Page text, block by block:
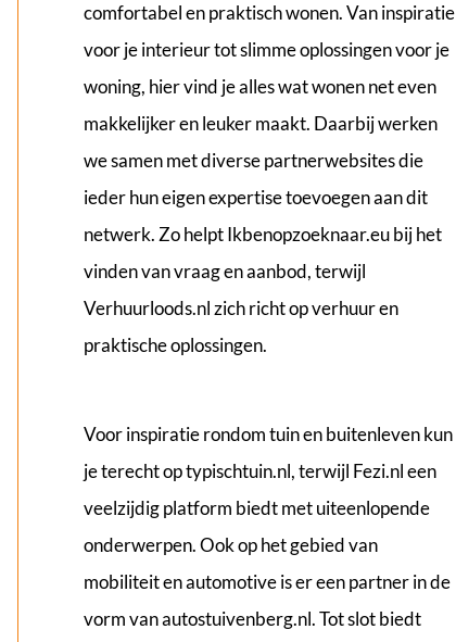
comfortabel en praktisch wonen. Van inspiratie
voor je interieur tot slimme oplossingen voor je
woning, hier vind je alles wat wonen net even
makkelijker en leuker maakt. Daarbij werken
we samen met diverse partnerwebsites die
ieder hun eigen expertise toevoegen aan dit
netwerk. Zo helptIkbenopzoeknaar.eubij het
vinden van vraag en aanbod, terwijl
Verhuurloods.nlzich richt op verhuur en
praktische oplossingen.
Voor inspiratie rondom tuin en buitenleven kun
je terecht optypischtuin.nl, terwijl Fezi.nleen
veelzijdig platform biedt met uiteenlopende
onderwerpen. Ook op het gebied van
mobiliteit en automotive is er een partner in de
vorm vanautostuivenberg.nl. Tot slot biedt